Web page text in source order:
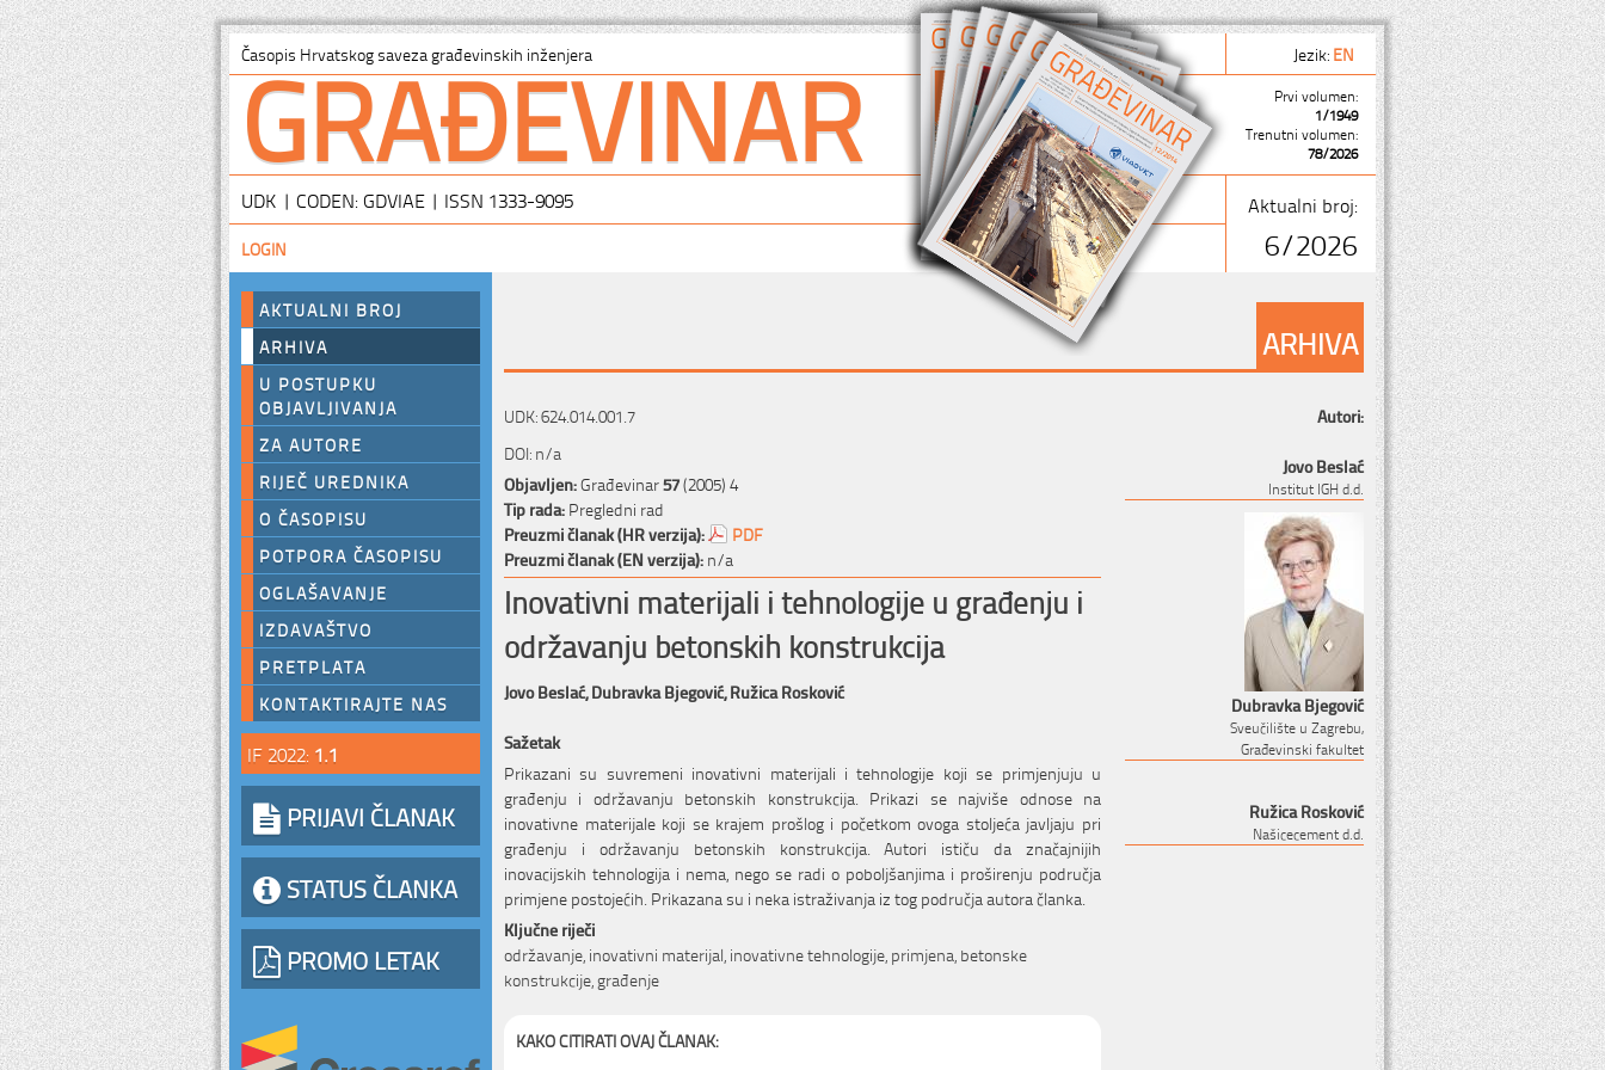
Časopis Hrvatskog saveza građevinskih inženjera Jezik:EN
GRAĐEVINAR
Prvi volumen:
1/1949
Trenutni volumen:
78/2026
UDK | CODEN: GDVIAE | ISSN 1333-9095 Aktualni broj:
6/2026
LOGIN
AKTUALNI BROJ
ARHIVA
U POSTUPKU
OBJAVLJIVANJA
ZA AUTORE
RIJEČ UREDNIKA
O ČASOPISU
POTPORA ČASOPISU
OGLAŠAVANJE
IZDAVAŠTVO
PRETPLATA
KONTAKTIRAJTE NAS
IF 2022: 1.1
PRIJAVI ČLANAK
STATUS ČLANKA
PROMO LETAK
ARHIVA
UDK: 624.014.001.7
DOI: n/a
Objavljen:Građevinar57(2005) 4
Tip rada:Pregledni rad
Preuzmi članak (HR verzija):
PDF
Preuzmi članak (EN verzija):n/a
Inovativni materijali i tehnologije u građenju i
održavanju betonskih konstrukcija
Jovo Beslać,Dubravka Bjegović,Ružica Rosković
Sažetak
Prikazani su suvremeni inovativni materijali i tehnologije koji se primjenjuju u
građenju i održavanju betonskih konstrukcija. Prikazi se najviše odnose na
inovativne materijale koji se krajem prošlog i početkom ovoga stoljeća javljaju pri
građenju i održavanju betonskih konstrukcija. Autori ističu da značajnijih
inovacijskih tehnologija i nema, nego se radi o poboljšanjima i proširenju područja
primjene postojećih. Prikazana su i neka istraživanja iz tog područja autora članka.
Ključne riječi
održavanje, inovativni materijal, inovativne tehnologije, primjena, betonske
konstrukcije, građenje
KAKO CITIRATI OVAJ ČLANAK:
Autori:
Jovo Beslać
Institut IGH d.d.
Dubravka Bjegović
Sveučilište u Zagrebu,
Građevinski fakultet
Ružica Rosković
Našicecement d.d.